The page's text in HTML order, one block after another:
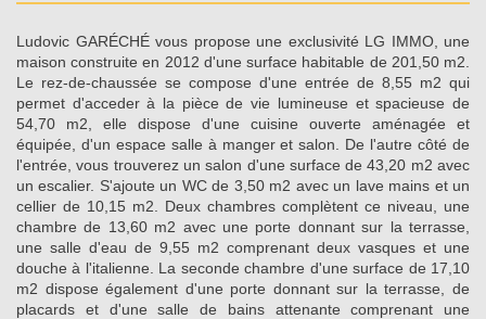
Ludovic GARÉCHÉ vous propose une exclusivité LG IMMO, une
maison construite en 2012 d'une surface habitable de 201,50 m2.
Le rez-de-chaussée se compose d'une entrée de 8,55 m2 qui
permet d'acceder à la pièce de vie lumineuse et spacieuse de
54,70 m2, elle dispose d'une cuisine ouverte aménagée et
équipée, d'un espace salle à manger et salon. De l'autre côté de
l'entrée, vous trouverez un salon d'une surface de 43,20 m2 avec
un escalier. S'ajoute un WC de 3,50 m2 avec un lave mains et un
cellier de 10,15 m2. Deux chambres complètent ce niveau, une
chambre de 13,60 m2 avec une porte donnant sur la terrasse,
une salle d'eau de 9,55 m2 comprenant deux vasques et une
douche à l'italienne. La seconde chambre d'une surface de 17,10
m2 dispose également d'une porte donnant sur la terrasse, de
placards et d'une salle de bains attenante comprenant une